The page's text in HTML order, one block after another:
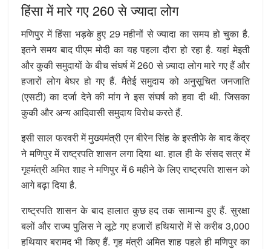
हिंसा में मारे गए 260 से ज्यादा लोग
मणिपुर में हिंसा भड़के हुए 29 महीनों से ज्यादा का समय हो चुका है.
इतने समय बाद पीएम मोदी का यह पहला दौरा हो रहा है. यहां मेइती
और कुकी समुदायों के बीच संघर्ष में 260 से ज़्यादा लोग मारे गए हैं और
हजारों लोग बेघर हो गए हैं. मैतेई समुदाय को अनुसूचित जनजाति
(एसटी) का दर्जा देने की मांग ने इस संघर्ष को हवा दी थी. जिसका
कुकी और अन्य आदिवासी समुदाय विरोध करते हैं.
इसी साल फरवरी में मुख्यमंत्री एन बीरेन सिंह के इस्तीफे के बाद केंद्र
ने मणिपुर में राष्ट्रपति शासन लगा दिया था. हाल ही के संसद सत्र में
गृहमंत्री अमित शाह ने मणिपुर में 6 महीने के लिए राष्ट्रपति शासन को
आगे बढ़ा दिया है.
राष्ट्रपति शासन के बाद हालात कुछ हद तक सामान्य हुए हैं. सुरक्षा
बलों और राज्य पुलिस ने लूटे गए हजारों हथियारों में से करीब 3,000
हथियार बरामद भी किए हैं. गृह मंत्री अमित शाह पहले ही मणिपुर का